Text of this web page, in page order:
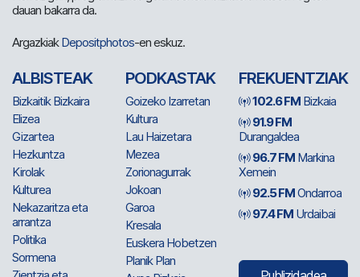
dauan bakarra da.
ArgazkiakDepositphotos-en eskuz.
ALBISTEAK
Bizkaitik Bizkaira
Elizea
Gizartea
Hezkuntza
Kirolak
Kulturea
Nekazaritza eta
arrantza
Politika
Sormena
PODKASTAK
Goizeko Izarretan
Kultura
Lau Haizetara
Mezea
Zorionagurrak
Jokoan
Garoa
Kresala
Euskera Hobetzen
Planik Plan
FREKUENTZIAK
102.6 FM Bizkaia
91.9 FM
Durangaldea
96.7 FM Markina
Xemein
92.5 FMOndarroa
97.4 FM Urdaibai